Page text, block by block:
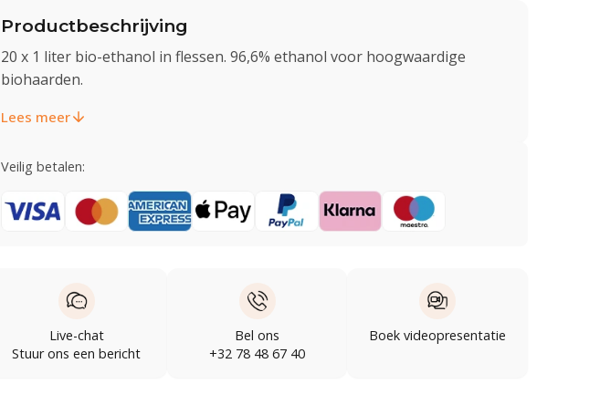
Productbeschrijving
20 x 1 liter bio-ethanol in flessen. 96,6% ethanol voor hoogwaardige
biohaarden.
Lees meer
Veilig betalen:
Live-chat
Stuur ons een bericht
Bel ons
+32 78 48 67 40
Boek videopresentatie